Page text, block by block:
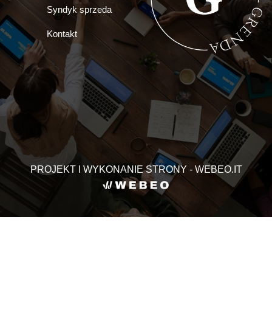
Syndyk sprzeda
Kontakt
PROJEKT I WYKONANIE STRONY - WEBEO.IT